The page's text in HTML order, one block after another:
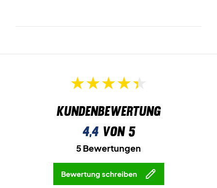
Kundenbewertung
4,4von 5
5 Bewertungen
Bewertung schreiben